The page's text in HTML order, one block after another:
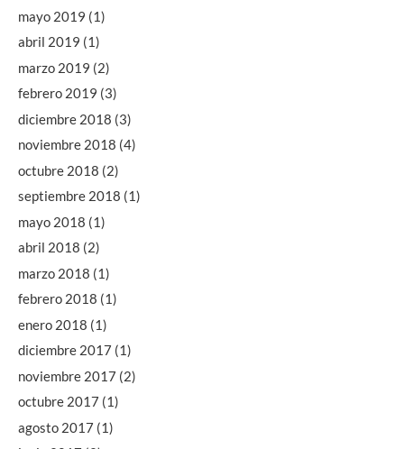
mayo 2019 (1)
abril 2019 (1)
marzo 2019 (2)
febrero 2019 (3)
diciembre 2018 (3)
noviembre 2018 (4)
octubre 2018 (2)
septiembre 2018 (1)
mayo 2018 (1)
abril 2018 (2)
marzo 2018 (1)
febrero 2018 (1)
enero 2018 (1)
diciembre 2017 (1)
noviembre 2017 (2)
octubre 2017 (1)
agosto 2017 (1)